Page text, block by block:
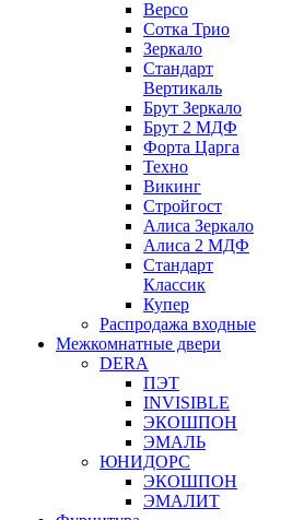
Версо
Сотка Трио
Зеркало
Стандарт
Вертикаль
Брут Зеркало
Брут 2 МДФ
Форта Царга
Техно
Викинг
Стройгост
Алиса Зеркало
Алиса 2 МДФ
Стандарт
Классик
Купер
Распродажа входные
Межкомнатные двери
DERA
ПЭТ
INVISIBLE
ЭКОШПОН
ЭМАЛЬ
ЮНИДОРС
ЭКОШПОН
ЭМАЛИТ